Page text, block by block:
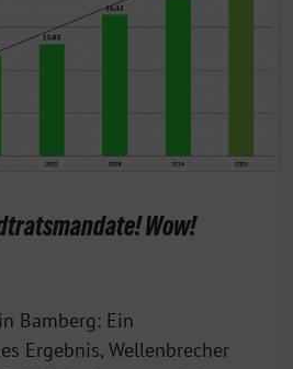
Wow!
Bamberg: Ein
Ergebnis, Wellenbrecher